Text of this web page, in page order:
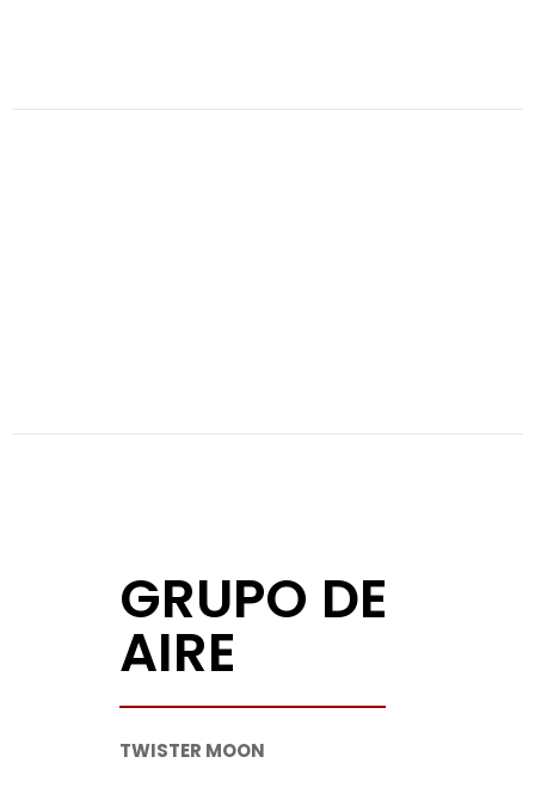
GRUPO DE
AIRE
TWISTER MOON